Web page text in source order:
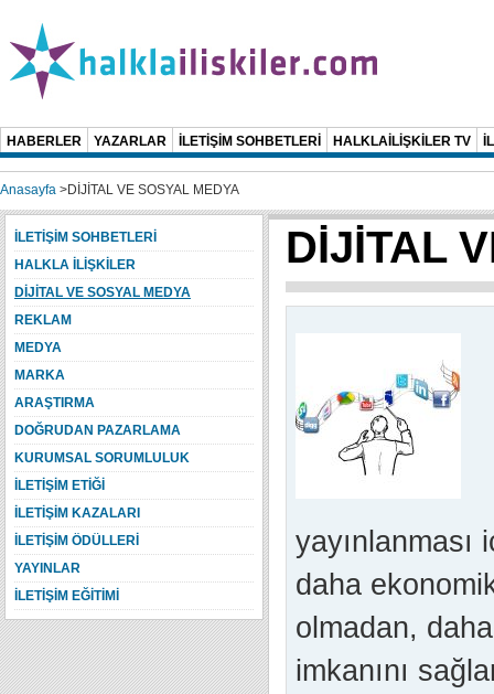
HABERLER YAZARLAR İLETİŞİM SOHBETLERİ HALKLAİLİŞKİLER TV
Anasayfa >DİJİTAL VE SOSYAL MEDYA
DİJİTAL
daha
olmadan,
imkanını
İLETİŞİM SOHBETLERİ
HALKLA İLİŞKİLER
DİJİTAL VE SOSYAL MEDYA
REKLAM
MEDYA
MARKA
ARAŞTIRMA
DOĞRUDAN PAZARLAMA
KURUMSAL SORUMLULUK
İLETİŞİM ETİĞİ
İLETİŞİM KAZALARI
İLETİŞİM ÖDÜLLERİ
YAYINLAR
İLETİŞİM EĞİTİMİ